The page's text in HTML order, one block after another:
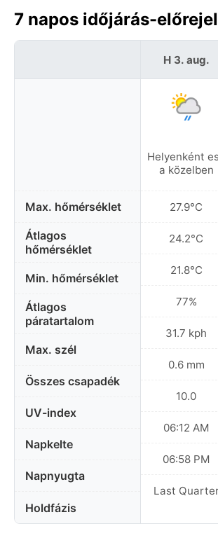
7 napos időjárás-
Max. hőmérséklet
Átlagos
hőmérséklet
Min. hőmérséklet
Átlagos
páratartalom
Max. szél
Összes csapadék
UV-index
Napkelte
Napnyugta
Holdfázis
H 3. aug.
Helyenként
a közelben
27.9°C
24.2°C
21.8°C
77%
31.7 kph
0.6 mm
10.0
06:12 AM
06:58 PM
Last